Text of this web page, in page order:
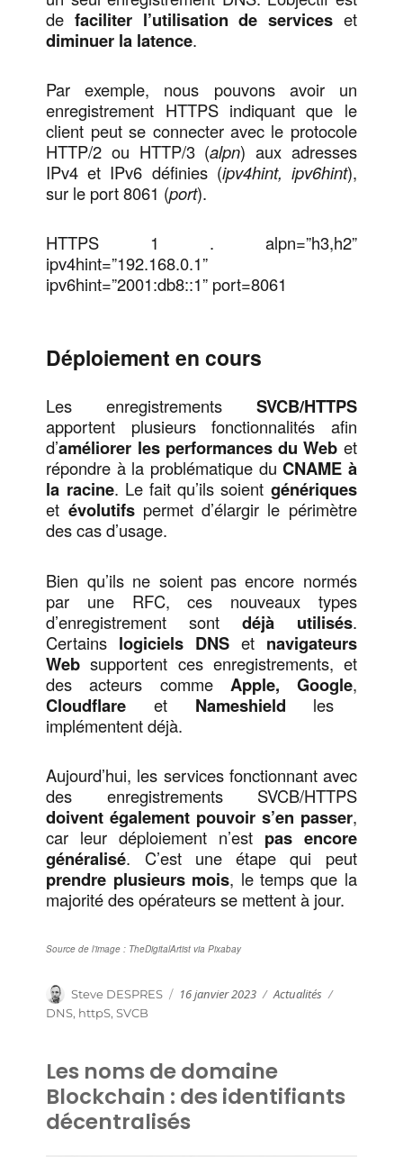
defaciliter l’utilisation de serviceset
diminuer la latence.
Par exemple, nous pouvons avoir un
enregistrement HTTPS indiquant que le
client peut se connecter avec le protocole
HTTP/2 ou HTTP/3 (alpn) aux adresses
IPv4 et IPv6 définies (ipv4hint, ipv6hint),
sur le port 8061 (port).
HTTPS 1 . alpn=”h3,h2”
ipv4hint=”192.168.0.1”
ipv6hint=”2001:db8::1” port=8061
Déploiement en cours
Les enregistrements SVCB/HTTPS
apportent plusieurs fonctionnalités afin
d’améliorer les performances du Web et
répondre à la problématique duCNAME à
la racine. Le fait qu’ils soient génériques
et évolutifspermet d’élargir le périmètre
des cas d’usage.
Bien qu’ils ne soient pas encore normés
par une RFC, ces nouveaux types
d’enregistrement sont déjà utilisés.
Certains logiciels DNS et navigateurs
Web supportent ces enregistrements, et
des acteurs comme Apple, Google,
Cloudflare et Nameshield les
implémentent déjà.
Aujourd’hui, les services fonctionnant avec
des enregistrements SVCB/HTTPS
doivent également pouvoir s’en passer,
car leur déploiement n’est pas encore
généralisé. C’est une étape qui peut
prendre plusieurs mois, le temps que la
majorité des opérateurs se mettent à jour.
Source de l’image : TheDigitalArtist via Pixabay
Auteur
Steve DESPRES Publié
le
16 janvier 2023 Catégories
Actualités
DNS, httpS,SVCB
Les noms de domaine
Blockchain : des identifiants
décentralisés